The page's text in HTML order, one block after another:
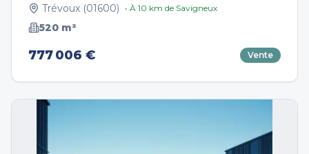
Trévoux (01600) • À 10 km de Savigneux
520 m²
777 006 € Vente